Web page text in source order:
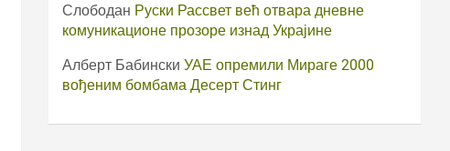
Слободан Руски Рассвет већ отвара дневне
комуникационе прозоре изнад Украјине
Алберт Бабински УАЕ опремили Мираге 2000
вођеним бомбама Десерт Стинг